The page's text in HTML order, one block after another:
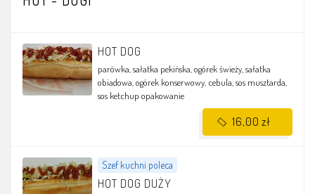
HOT DOG
parówka, sałatka pekińska, ogórek świeży, sałatka
obiadowa, ogórek konserwowy, cebula, sos musztarda,
sos ketchup opakowanie
Szef kuchni poleca
HOT DOG DUŻY